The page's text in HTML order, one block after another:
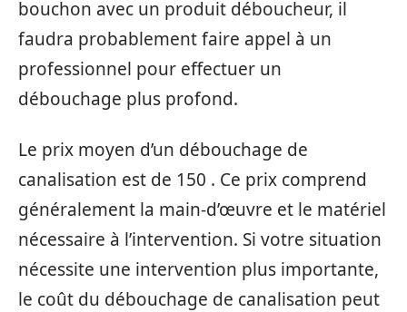
bouchon avec un produit déboucheur, il
faudra probablement faire appel à un
professionnel pour effectuer un
débouchage plus profond.
Le prix moyen d’un débouchage de
canalisation est de 150 . Ce prix comprend
généralement la main-d’œuvre et le matériel
nécessaire à l’intervention. Si votre situation
nécessite une intervention plus importante,
le coût du débouchage de canalisation peut